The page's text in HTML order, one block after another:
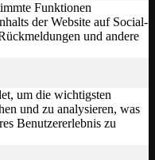
Funktionen
der Website auf Social-
und andere
um die wichtigsten
und zu analysieren, was
Benutzererlebnis zu